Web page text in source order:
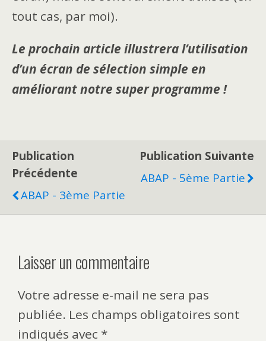
tout cas, par moi).
Le prochain article illustrera l’utilisation
d’un écran de sélection simple en
améliorant notre super programme !
Publication
Précédente
ABAP - 3ème Partie
Publication Suivante
ABAP - 5ème Partie
Laisser un commentaire
Votre adresse e-mail ne sera pas
publiée. Les champs obligatoires sont
indiqués avec *